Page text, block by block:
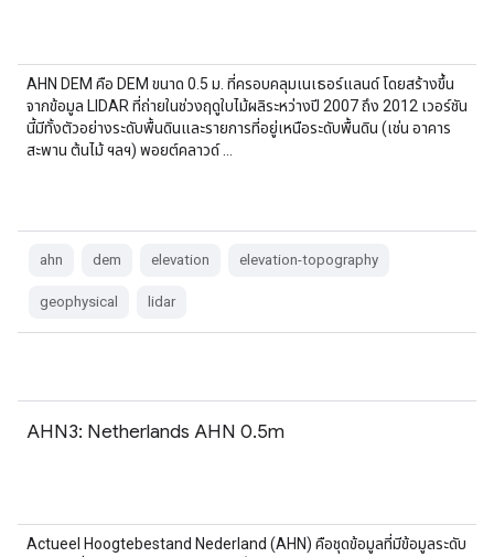
AHN DEM คือ DEM ขนาด 0.5 ม. ที่ครอบคลุมเนเธอร์แลนด์ โดยสร้างขึ้น
จากข้อมูล LIDAR ที่ถ่ายในช่วงฤดูใบไม้ผลิระหว่างปี 2007 ถึง 2012 เวอร์ชัน
นี้มีทั้งตัวอย่างระดับพื้นดินและรายการที่อยู่เหนือระดับพื้นดิน (เช่น อาคาร
สะพาน ต้นไม้ ฯลฯ) พอยต์คลาวด์ …
ahn dem elevation elevation-topography
geophysical lidar
AHN3: Netherlands AHN 0.5m
Actueel Hoogtebestand Nederland (AHN) คือชุดข้อมูลที่มีข้อมูลระดับ